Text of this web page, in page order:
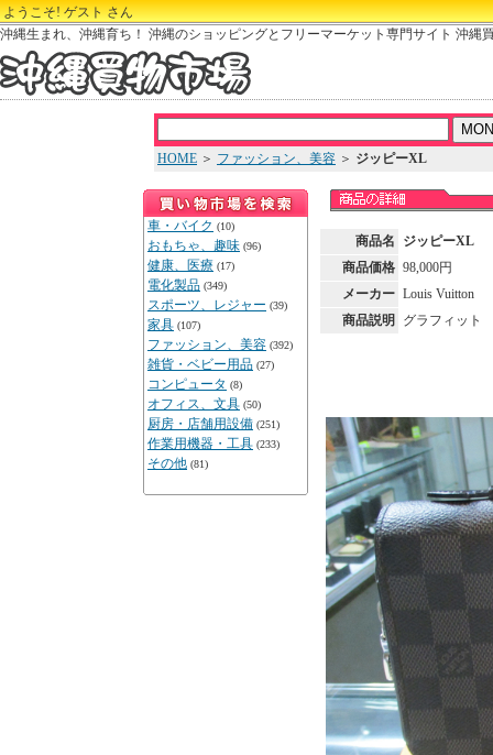
ようこそ! ゲスト さん
沖縄生まれ、沖縄育ち！ 沖縄のショッピングとフリーマーケット専門サイト 沖縄
HOME ＞ ファッション、美容 ＞ ジッピーXL
車・バイク (10)
おもちゃ、趣味 (96)
健康、医療 (17)
電化製品 (349)
スポーツ、レジャー (39)
家具 (107)
ファッション、美容 (392)
雑貨・ベビー用品 (27)
コンピュータ (8)
オフィス、文具 (50)
厨房・店舗用設備 (251)
作業用機器・工具 (233)
その他 (81)
商品名
ジッピーXL
商品価格 98,000円
メーカー Louis Vuitton
商品説明
グラフィット